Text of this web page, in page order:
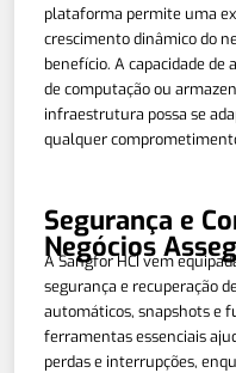
plataforma permite uma
crescimento dinâmico do
benefício. A capacidade
de computação ou
infraestrutura possa se
qualquer
Segurança e
Negócios
A Sangfor HCI vem
segurança e recuperação
automáticos, snapshots e
ferramentas essenciais
perdas e interrupções,